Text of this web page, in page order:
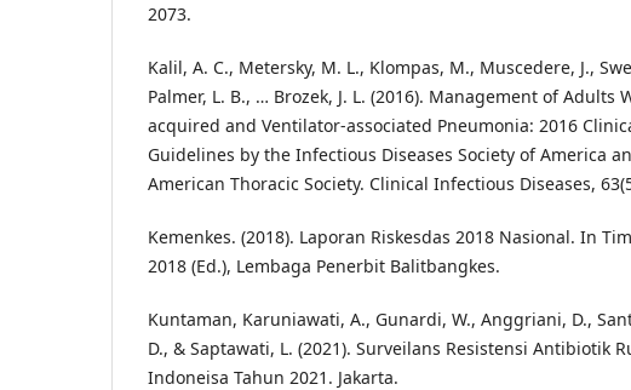
2073.
Kalil, A. C., Metersky, M. L., Klompas, M., Muscedere, J.,
Palmer, L. B., … Brozek, J. L. (2016). Management of Adults
acquired and Ventilator-associated Pneumonia: 2016
Guidelines by the Infectious Diseases Society of America
American Thoracic Society. Clinical Infectious Diseases,
Kemenkes. (2018). Laporan Riskesdas 2018 Nasional. In
2018 (Ed.), Lembaga Penerbit Balitbangkes.
Kuntaman, Karuniawati, A., Gunardi, W., Anggriani, D.,
D., & Saptawati, L. (2021). Surveilans Resistensi Antibiotik
Indoneisa Tahun 2021. Jakarta.